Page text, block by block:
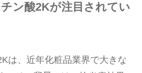
ン酸2Kが注目されてい
は、近年化粧品業界で大きな